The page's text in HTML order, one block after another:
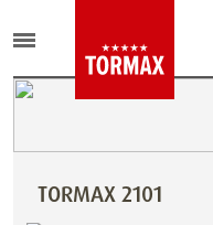
TORMAX 2101